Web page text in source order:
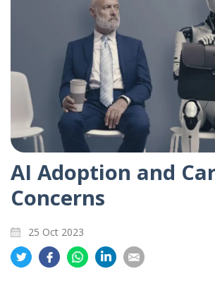
AI Adoption and
Concerns
25 Oct 2023
Share
on
Share
on
Share
on
on
on